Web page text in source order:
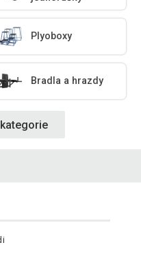
Plyoboxy
Bradla a hrazdy